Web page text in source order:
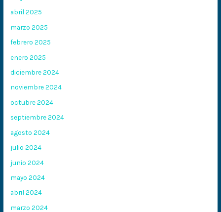
abril 2025
marzo 2025
febrero 2025
enero 2025
diciembre 2024
noviembre 2024
octubre 2024
septiembre 2024
agosto 2024
julio 2024
junio 2024
mayo 2024
abril 2024
marzo 2024